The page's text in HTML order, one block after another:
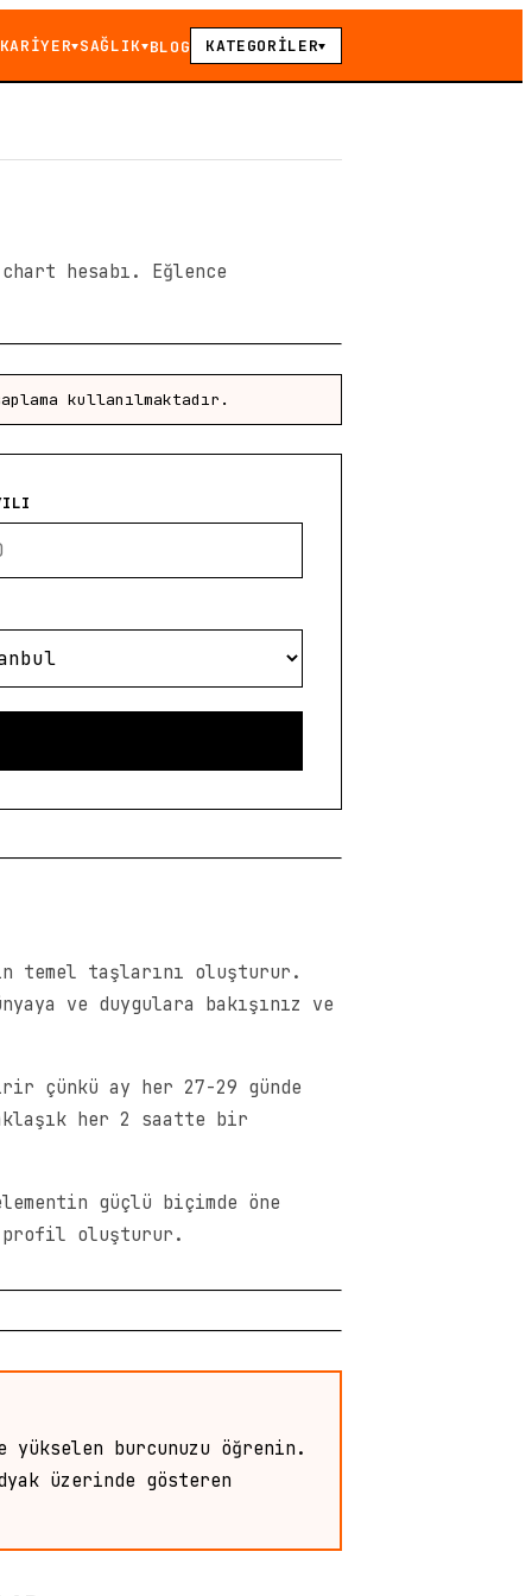
▼SAĞLIK▼BLOG KATEGORİLER▼
hesabı. Eğlence
kullanılmaktadır.
temel taşlarını oluşturur.
ve duygulara bakışınız ve
çünkü ay her 27-29 günde
her 2 saatte bir
güçlü biçimde öne
profil oluşturur.
yükselen burcunuzu öğrenin.
üzerinde gösteren